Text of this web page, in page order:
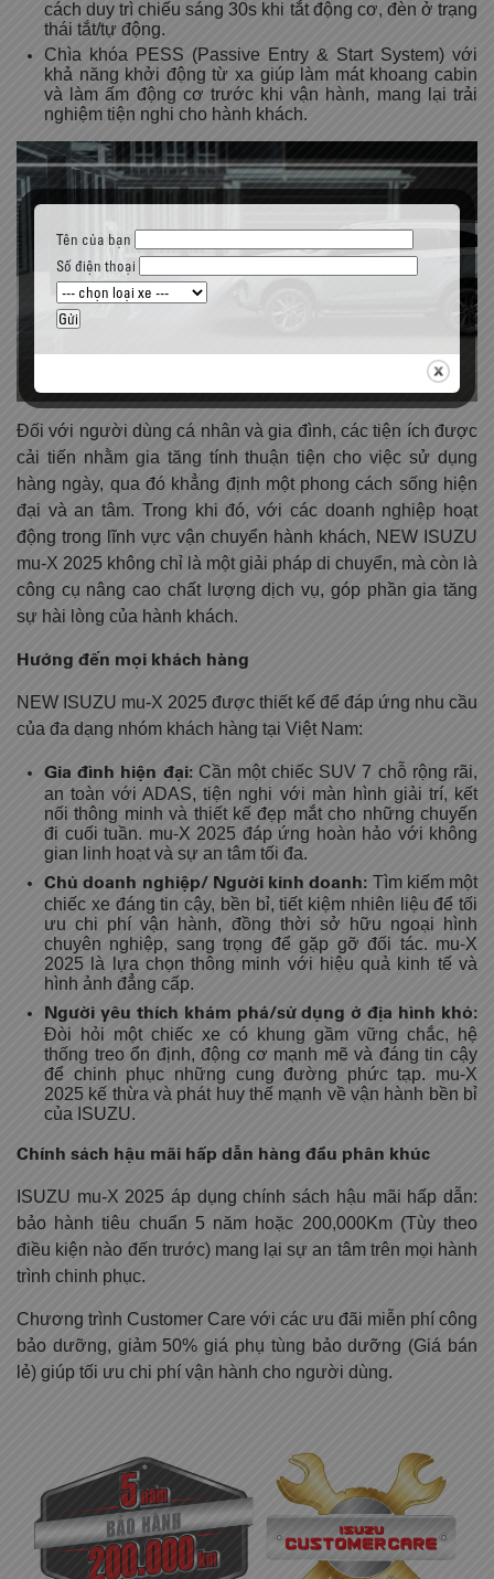
cách duy trì chiếu sáng 30s khi tắt động cơ, đèn ở trạng
thái tắt/tự động.
Chìa khóa PESS (Passive Entry & Start System) với
khả năng khởi động từ xa giúp làm mát khoang cabin
và làm ấm động cơ trước khi vận hành, mang lại trải
nghiệm tiện nghi cho hành khách.
Đối với người dùng cá nhân và gia đình, các tiện ích được
cải tiến nhằm gia tăng tính thuận tiện cho việc sử dụng
hàng ngày, qua đó khẳng định một phong cách sống hiện
đại và an tâm. Trong khi đó, với các doanh nghiệp hoạt
động trong lĩnh vực vận chuyển hành khách, NEW ISUZU
mu-X 2025 không chỉ là một giải pháp di chuyển, mà còn là
công cụ nâng cao chất lượng dịch vụ, góp phần gia tăng
sự hài lòng của hành khách.
Hướng đến mọi khách hàng
NEW ISUZU mu-X 2025 được thiết kế để đáp ứng nhu cầu
của đa dạng nhóm khách hàng tại Việt Nam:
Gia đình hiện đại:Cần một chiếc SUV 7 chỗ rộng rãi,
an toàn với ADAS, tiện nghi với màn hình giải trí, kết
nối thông minh và thiết kế đẹp mắt cho những chuyến
đi cuối tuần. mu-X 2025 đáp ứng hoàn hảo với không
gian linh hoạt và sự an tâm tối đa.
Chủ doanh nghiệp/ Người kinh doanh: Tìm kiếm một
chiếc xe đáng tin cậy, bền bỉ, tiết kiệm nhiên liệu để tối
ưu chi phí vận hành, đồng thời sở hữu ngoại hình
chuyên nghiệp, sang trọng để gặp gỡ đối tác. mu-X
2025 là lựa chọn thông minh với hiệu quả kinh tế và
hình ảnh đẳng cấp.
Người yêu thích khám phá/sử dụng ở địa hình khó:
Đòi hỏi một chiếc xe có khung gầm vững chắc, hệ
thống treo ổn định, động cơ mạnh mẽ và đáng tin cậy
để chinh phục những cung đường phức tạp. mu-X
2025 kế thừa và phát huy thế mạnh về vận hành bền bỉ
của ISUZU.
Chính sách hậu mãi hấp dẫn hàng đầu phân khúc
ISUZU mu-X 2025 áp dụng chính sách hậu mãi hấp dẫn:
bảo hành tiêu chuẩn 5 năm hoặc 200,000Km (Tùy theo
điều kiện nào đến trước) mang lại sự an tâm trên mọi hành
trình chinh phục.
Chương trình Customer Care với các ưu đãi miễn phí công
bảo dưỡng, giảm 50% giá phụ tùng bảo dưỡng (Giá bán
lẻ) giúp tối ưu chi phí vận hành cho người dùng.
Tên của bạn
Số điện thoại